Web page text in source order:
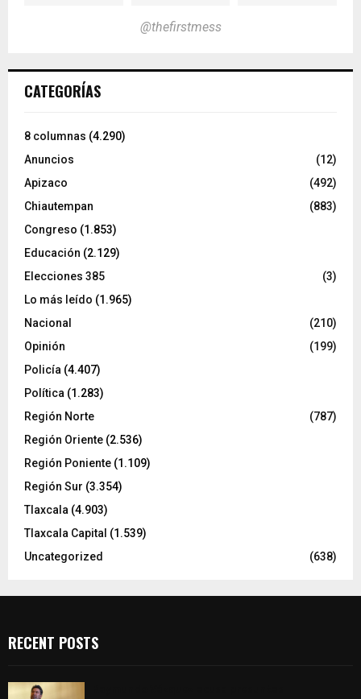
@thefirstmess
CATEGORÍAS
8 columnas (4.290)
Anuncios
(12)
Apizaco
(492)
Chiautempan
(883)
Congreso (1.853)
Educación (2.129)
Elecciones 385
(3)
Lo más leído (1.965)
Nacional
(210)
Opinión
(199)
Policía (4.407)
Política (1.283)
Región Norte
(787)
Región Oriente (2.536)
Región Poniente (1.109)
Región Sur (3.354)
Tlaxcala (4.903)
Tlaxcala Capital (1.539)
Uncategorized
(638)
RECENT POSTS